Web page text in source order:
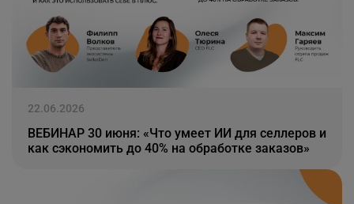
22.06.2026
ВЕБИНАР 30 июня: «Что умеет ИИ для селлеров и
как сэкономить до 40% на обработке заказов»